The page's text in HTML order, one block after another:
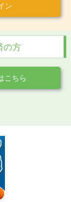
ン
の方
こちら